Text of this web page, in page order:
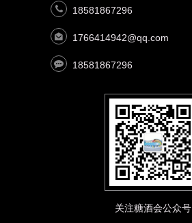
18581867296
1766414942@qq.com
18581867296
关注糖酒会公众号